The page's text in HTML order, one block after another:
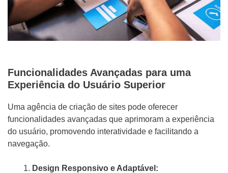
Funcionalidades Avançadas para uma
Experiência do Usuário Superior
Uma agência de criação de sites pode oferecer
funcionalidades avançadas que aprimoram a experiência
do usuário, promovendo interatividade e facilitando a
navegação.
Design Responsivo e Adaptável: